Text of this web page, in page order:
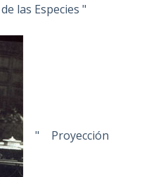
las Especies "
" Proyección